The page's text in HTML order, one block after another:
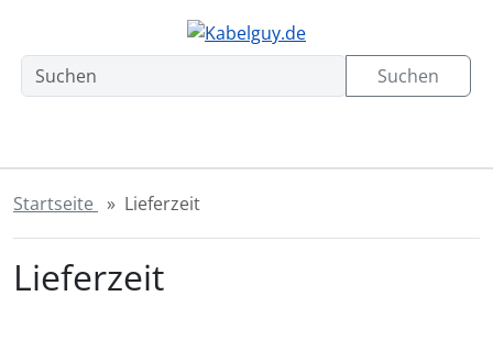
Springe zum Inhalt Springe zur Navigation
Suchen
Startseite Lieferzeit
Lieferzeit